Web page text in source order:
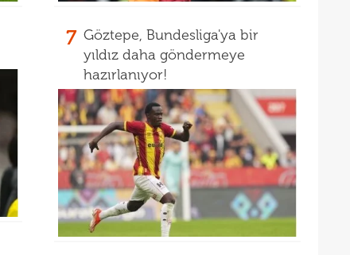
7 Göztepe, Bundesliga'ya bir
yıldız daha göndermeye
hazırlanıyor!